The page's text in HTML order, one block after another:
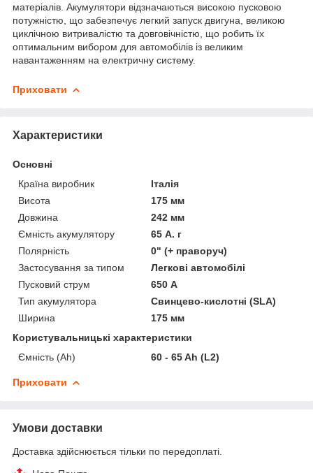
матеріалів. Акумулятори відзначаються високою пусковою
потужністю, що забезпечує легкий запуск двигуна, великою
циклічною витривалістю та довговічністю, що робить їх
оптимальним вибором для автомобілів із великим
навантаженням на електричну систему.
Приховати
Характеристики
Основні
Країна виробник
Італія
Висота
175 мм
Довжина
242 мм
Ємність акумулятору
65 А. г
Полярність
0" (+ праворуч)
Застосування за типом
Легкові автомобілі
Пусковий струм
650 А
Тип акумулятора
Свинцево-кислотні (SLA)
Ширина
175 мм
Користувальницькі характеристики
Ємність (Ah)
60 - 65 Ah (L2)
Приховати
Умови доставки
Доставка здійснюється тільки по передоплаті.